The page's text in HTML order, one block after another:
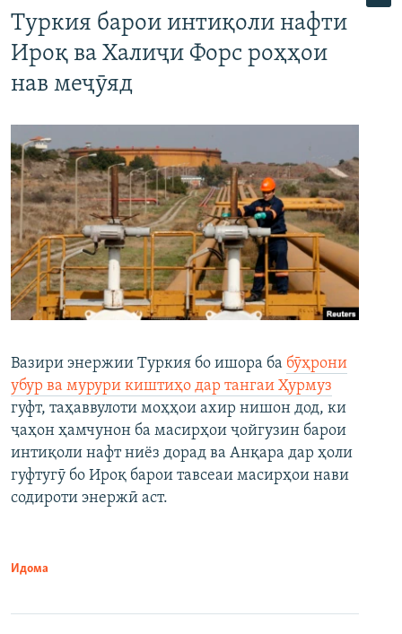
Туркия барои интиқоли нафти
Ироқ ва Халиҷи Форс роҳҳои
нав меҷӯяд
Вазири энержии Туркия бо ишора ба бӯҳрони
убур ва мурури киштиҳо дар тангаи Ҳурмуз
гуфт, таҳаввулоти моҳҳои ахир нишон дод, ки
ҷаҳон ҳамчунон ба масирҳои ҷойгузин барои
интиқоли нафт ниёз дорад ва Анқара дар ҳоли
гуфтугӯ бо Ироқ барои тавсеаи масирҳои нави
содироти энержӣ аст.
Идома